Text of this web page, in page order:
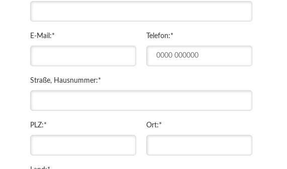
*
E-Mail: *
Telefon:
*
Straße, Hausnummer:
*
PLZ: *
Ort: